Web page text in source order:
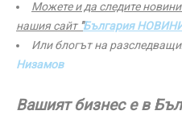
Можете и да следите
нашия сайт "България
Или блогът на
Низамов
Вашият бизнес е в